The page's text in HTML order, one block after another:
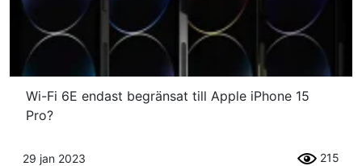
Wi-Fi 6E endast begränsat till Apple iPhone 15
Pro?
29 jan 2023 215